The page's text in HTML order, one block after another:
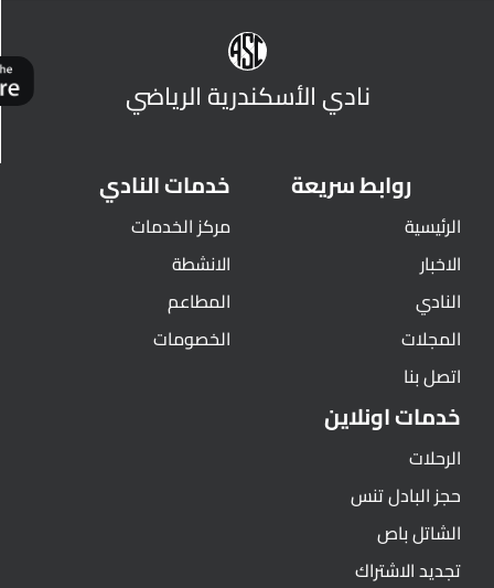
نادي الأسكندرية الرياضي
روابط سريعة
الرئيسية
الاخبار
النادي
المجلات
اتصل بنا
خدمات النادي
مركز الخدمات
الانشطة
المطاعم
الخصومات
خدمات اونلاين
الرحلات
حجز البادل تنس
الشاتل باص
تجديد الاشتراك